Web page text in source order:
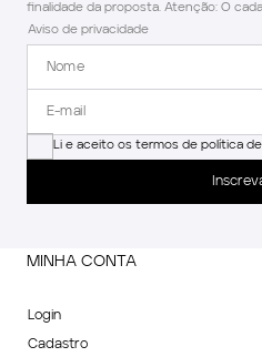
finalidade da proposta. Atenção: O
Aviso de privacidade
Li e aceito os termos de política
MINHA CONTA
Login
Cadastro